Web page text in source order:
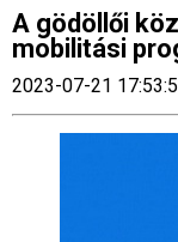
A gödöllői
mobilitási
2023-07-21